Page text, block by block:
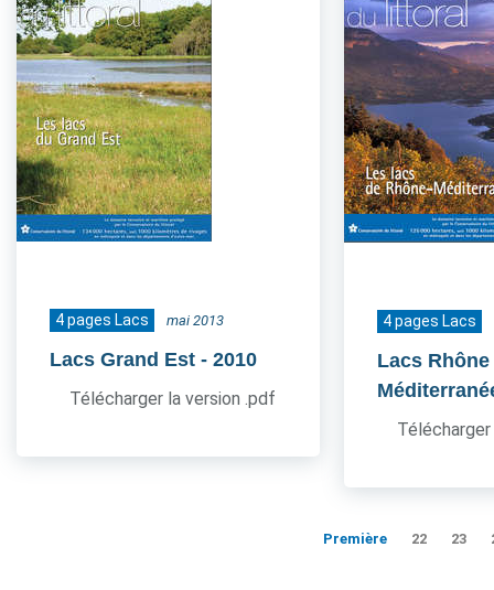
4 pages Lacs mai 2013
Lacs Grand Est - 2010
Télécharger la version .pdf
4 pages Lacs
Lacs Rhône
Première 22 23